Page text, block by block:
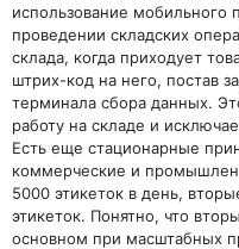
использование мобильного
проведении складских
склада, когда приходует
штрих-код на него, постав
терминала сбора данных.
работу на складе и
Есть еще стационарные
коммерческие и
5000 этикеток в день,
этикеток. Понятно, что
основном при масштабных